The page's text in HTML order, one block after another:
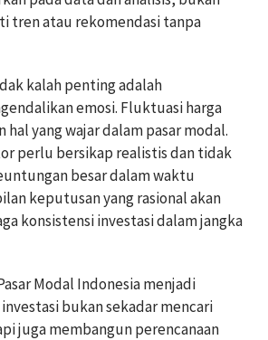
tren atau rekomendasi tanpa
kalah penting adalah
emosi. Fluktuasi harga
hal yang wajar dalam pasar modal.
perlu bersikap realistis dan tidak
besar dalam waktu
keputusan yang rasional akan
konsistensi investasi dalam jangka
Modal Indonesia menjadi
bukan sekadar mencari
juga membangun perencanaan